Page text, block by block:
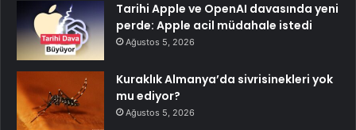
Tarihi Apple ve OpenAI davasında yeni
perde: Apple acil müdahale istedi
Ağustos 5, 2026
Kuraklık Almanya’da sivrisinekleri yok
mu ediyor?
Ağustos 5, 2026